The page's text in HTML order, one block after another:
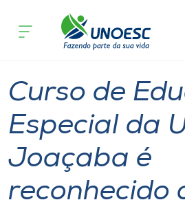
Cursos
Pesquisa
Atendimento ao Estudante
Portal de Ensino
acontece
Curso de
Especial da
Joaçaba é
reconhecido